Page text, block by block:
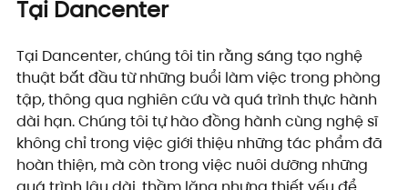
Tại Dancenter
Tại Dancenter, chúng tôi tin rằng sáng tạo nghệ
thuật bắt đầu từ những buổi làm việc trong phòng
tập, thông qua nghiên cứu và quá trình thực hành
dài hạn. Chúng tôi tự hào đồng hành cùng nghệ sĩ
không chỉ trong việc giới thiệu những tác phẩm đã
hoàn thiện, mà còn trong việc nuôi dưỡng những